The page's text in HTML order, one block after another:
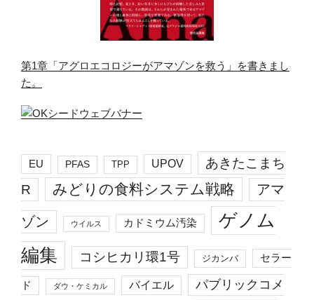
第1章「アグロエコロジーがアマゾンを救う」を書きまし
た。
EU PFAS TPP UPOV
あきたこまち
R
みどりの食料システム戦略 アマ
ゾン ウイルス カドミウム汚染
ゲノム
編集
コシヒカリ環1号 ジカンバ セラー
ド ダウ・ケミカル バイエル パブリックコメ